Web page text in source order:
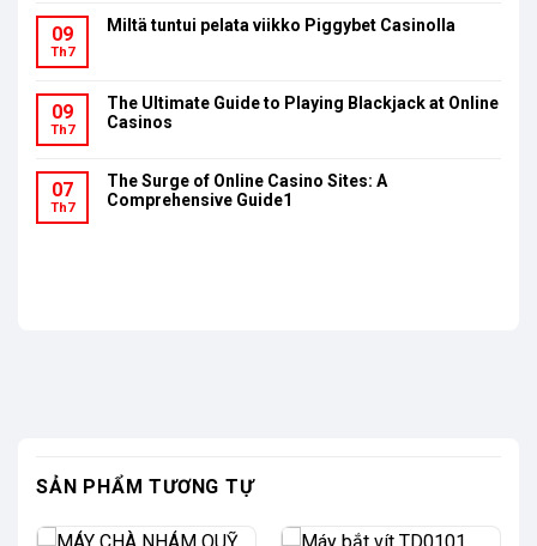
09
Th7
Miltä tuntui pelata viikko Piggybet Casinolla
09
Th7
The Ultimate Guide to Playing Blackjack at Online
Casinos
07
Th7
The Surge of Online Casino Sites: A
Comprehensive Guide1
SẢN PHẨM TƯƠNG TỰ